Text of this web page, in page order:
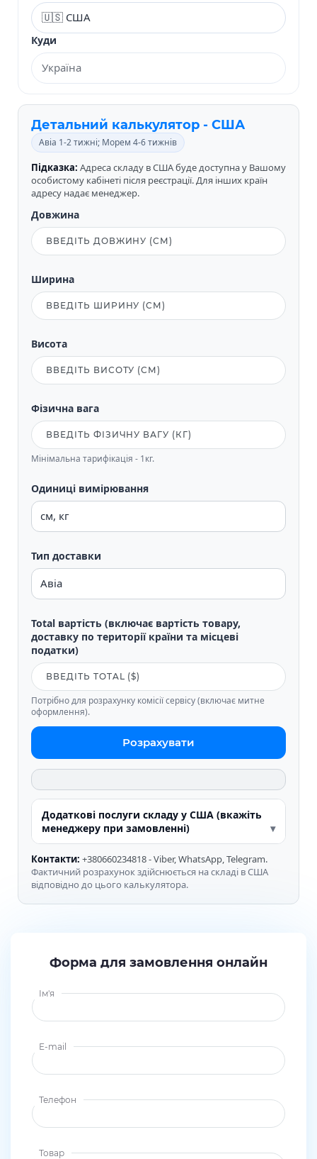
Куди
Детальний калькулятор - США
Авіа 1-2 тижні; Морем 4-6 тижнів
Підказка: Адреса складу в США буде доступна у Вашому
особистому кабінеті після реєстрації. Для інших країн
адресу надає менеджер.
Довжина
Ширина
Висота
Фізична вага
Мінімальна тарифікація - 1кг.
Одиниці вимірювання
Тип доставки
Total вартість (включає вартість товару,
доставку по території країни та місцеві
податки)
Потрібно для розрахунку комісії сервісу (включає митне
оформлення).
Розрахувати
Додаткові послуги складу у США (вкажіть
менеджеру при замовленні)
Контакти: +380660234818 - Viber, WhatsApp, Telegram.
Фактичний розрахунок здійснюється на складі в США
відповідно до цього калькулятора.
Форма для замовлення онлайн
Ім'я
E-mail
Телефон
Товар